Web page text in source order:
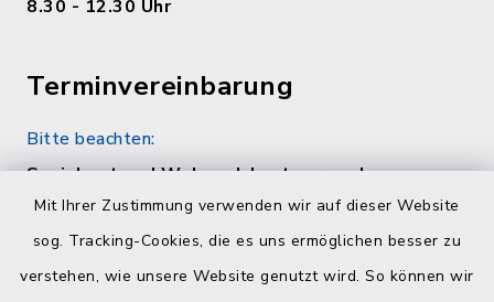
Mit Ihrer Zustimmung verwenden wir auf dieser Website
sog. Tracking-Cookies, die es uns ermöglichen besser zu
verstehen, wie unsere Website genutzt wird. So können wir
8.30 - 12.30 Uhr
Terminvereinbarung
Bitte beachten:
Sozialamt und Wohngeldamt nur nach
telefonischer Vereinbarung unter 04384 5979-